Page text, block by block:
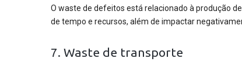
O waste de defeitos está relacionado à produção
de tempo e recursos, além de impactar
7. Waste de transporte